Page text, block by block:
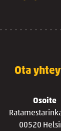
Ota
Osoite
00520